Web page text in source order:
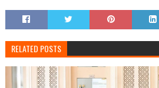
RELATED POSTS